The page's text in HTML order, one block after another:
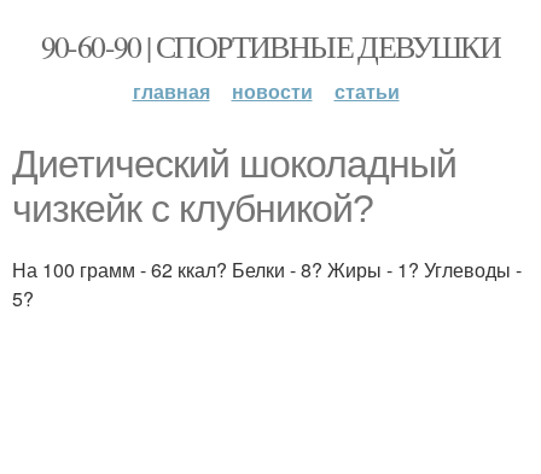
90-60-90 | СПОРТИВНЫЕ ДЕВУШКИ
главная новости статьи
Диетический шоколадный
чизкейк с клубникой?
На 100 грамм - 62 ккал? Белки - 8? Жиры - 1? Углеводы -
5?